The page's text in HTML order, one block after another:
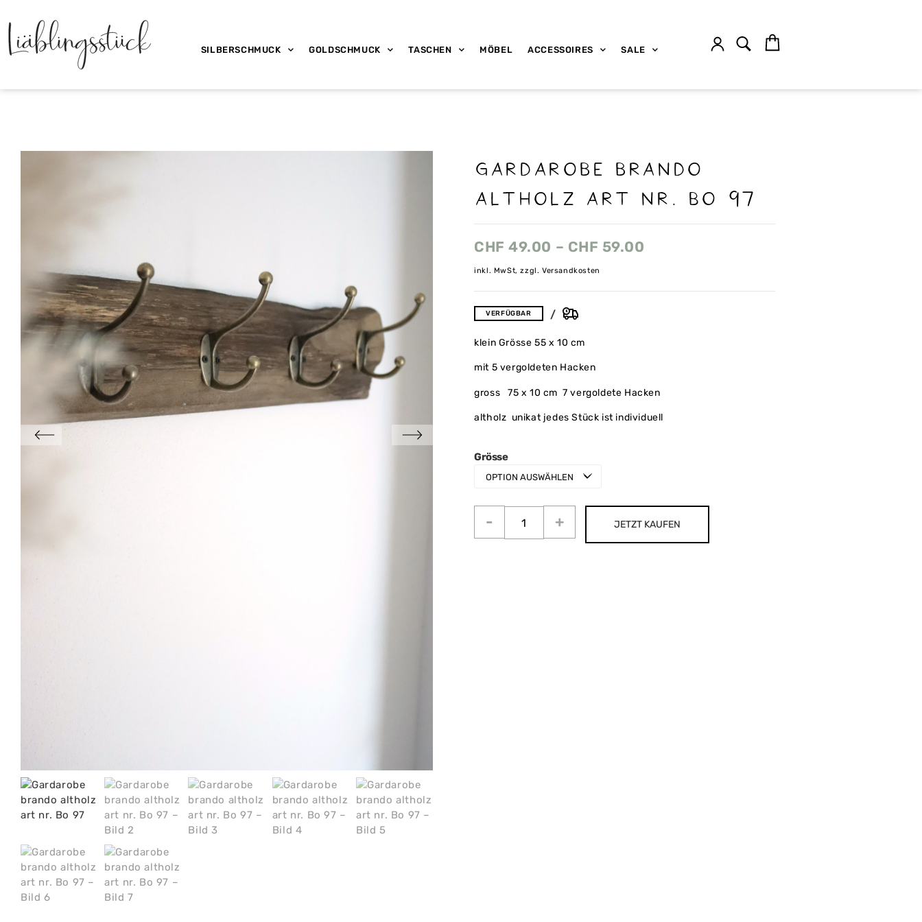
SILBERSCHMUCK GOLDSCHMUCK TASCHEN MÖBEL ACCESSOIRES SALE
Gardarobe brando
altholz art nr. Bo 97
CHF 49.00 – CHF 59.00
inkl. MwSt, zzgl. Versandkosten
VERFÜGBAR
klein Grösse 55 x 10 cm
mit 5 vergoldeten Hacken
gross 75 x 10 cm 7 vergoldete Hacken
altholz unikat jedes Stück ist individuell
Grösse
JETZT KAUFEN